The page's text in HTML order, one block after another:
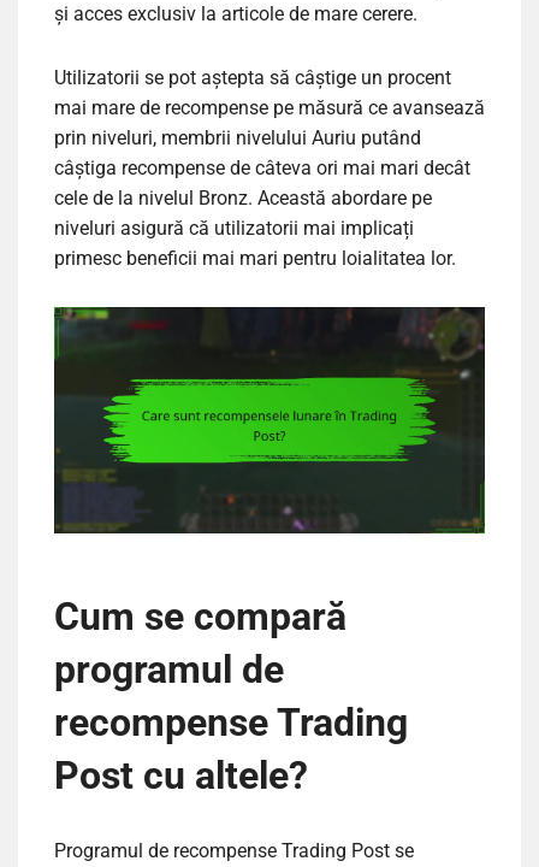
și acces exclusiv la articole de mare cerere.
Utilizatorii se pot aștepta să câștige un procent
mai mare de recompense pe măsură ce avansează
prin niveluri, membrii nivelului Auriu putând
câștiga recompense de câteva ori mai mari decât
cele de la nivelul Bronz. Această abordare pe
niveluri asigură că utilizatorii mai implicați
primesc beneficii mai mari pentru loialitatea lor.
Cum se compară
programul de
recompense Trading
Post cu altele?
Programul de recompense Trading Post se